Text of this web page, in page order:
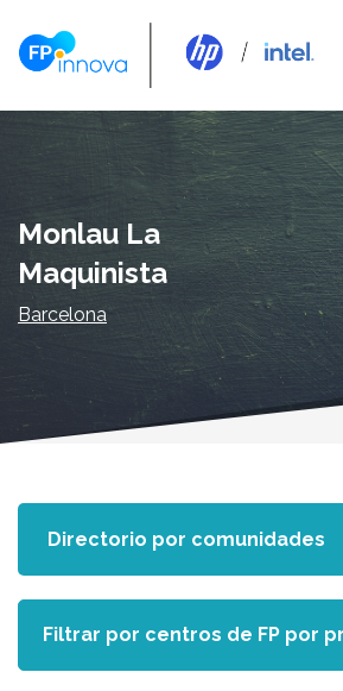
Monlau La
Maquinista
Barcelona
Filtrar por centros de FP por